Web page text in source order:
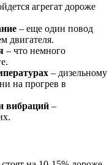
агрегат дороже
– еще один повод
двигателя.
– что немного
– дизельному
на прогрев в
вибраций –